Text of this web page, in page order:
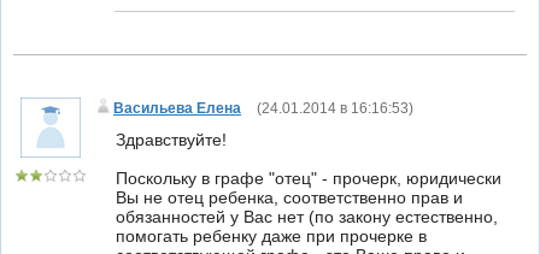
Васильева Елена (24.01.2014 в 16:16:53)
Здравствуйте!
Поскольку в графе "отец" - прочерк, юридически
Вы не отец ребенка, соответственно прав и
обязанностей у Вас нет (по закону естественно,
помогать ребенку даже при прочерке в